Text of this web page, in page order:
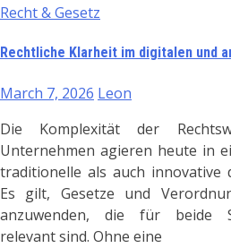
Recht & Gesetz
Rechtliche Klarheit im digitalen und
March 7, 2026 Leon
Die Komplexität der
Unternehmen agieren heute in
traditionelle als auch innovative
Es gilt, Gesetze und
anzuwenden, die für beide
relevant sind. Ohne eine